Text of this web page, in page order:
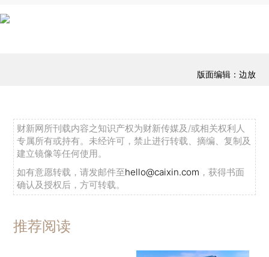
版面编辑：边放
财新网所刊载内容之知识产权为财新传媒及/或相关权利人
专属所有或持有。未经许可，禁止进行转载、摘编、复制及
建立镜像等任何使用。
如有意愿转载，请发邮件至hello@caixin.com ，获得书面
确认及授权后，方可转载。
推荐阅读